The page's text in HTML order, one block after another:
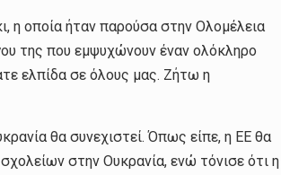
η οποία ήταν παρούσα στην Ολομέλεια
της που εμψυχώνουν έναν ολόκληρο
ελπίδα σε όλους μας. Ζήτω η
θα συνεχιστεί. Όπως είπε, η ΕΕ θα
στην Ουκρανία, ενώ τόνισε ότι η